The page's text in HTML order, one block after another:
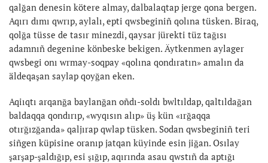
qalğan denesin kötere almay, dalbalaqtap jerge qona bergen.
Aqırı dımı qwrıp, aylalı, epti qwsbeginiñ qolına tüsken. Biraq,
qolğa tüsse de tasır minezdi, qaysar jürekti tüz tağısı
adamnıñ degenine könbeske bekigen. Äytkenmen aylager
qwsbegi onı wrmay-soqpay «qolına qondıratın» amalın da
äldeqaşan saylap qoyğan eken.
Aqiıqtı arqanğa baylanğan oñdı-soldı bwltıldap, qaltıldağan
baldaqqa qondırıp, «wyqısın alıp» üş kün «ırğaqqa
otırğızğanda» qaljırap qwlap tüsken. Sodan qwsbeginiñ teri
siñgen küpisine oranıp jatqan küyinde esin jiğan. Osılay
şarşap-şaldığıp, esi şığıp, aqırında asau qwstıñ da aptığı